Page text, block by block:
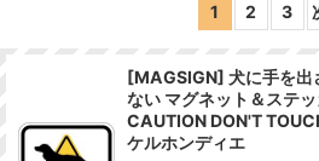
絞り込む
1 2 3
[MAGSIGN] 犬に手を出
ない マグネット＆ステ
CAUTION DON'T
ケルホンディエ